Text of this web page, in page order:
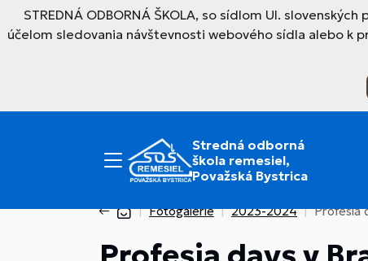
STREDNÁ ODBORNÁ ŠKOLA, so sídlom Ul.
účelom sledovania návštevnosti webového sídla alebo k
Stredná odborná
škola remesiel,
Považská Bystrica
Fotogalérie 2023-2024 Profesia